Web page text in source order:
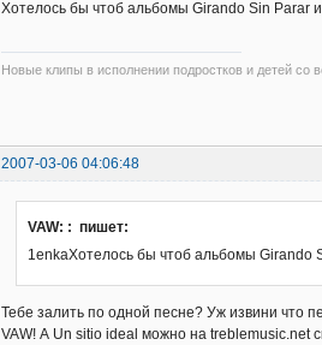
Хотелось бы чтоб альбомы Girando Sin Parar
Новые клипы в исполнении подростков и детей со
2007-03-06 04:06:48
VAW: : пишет:
1enkaХотелось бы чтоб альбомы Girando
Тебе залить по одной песне? Уж извини что
VAW! А Un sitio ideal можно на treblemusic.net